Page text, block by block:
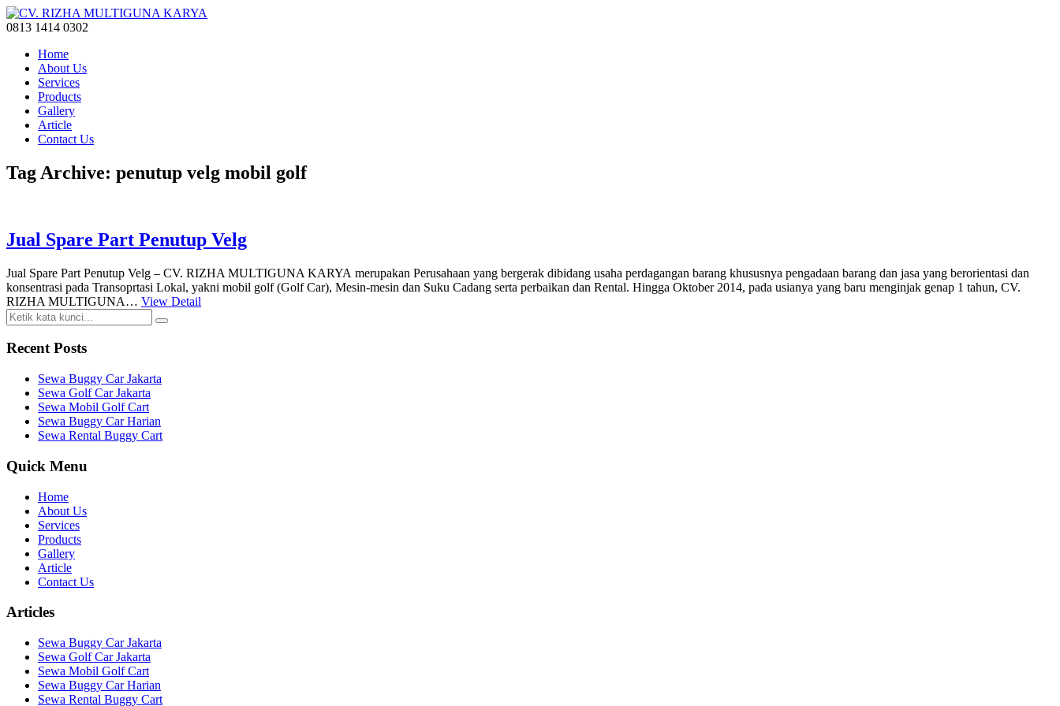
0813 1414 0302
Home
About Us
Services
Products
Gallery
Article
Contact Us
Tag Archive: penutup velg mobil golf
Jual Spare Part Penutup Velg
Jual Spare Part Penutup Velg – CV. RIZHA MULTIGUNA KARYA merupakan Perusahaan yang bergerak dibidang usaha perdagangan barang khususnya pengadaan barang dan jasa yang berorientasi dan
konsentrasi pada Transoprtasi Lokal, yakni mobil golf (Golf Car), Mesin-mesin dan Suku Cadang serta perbaikan dan Rental. Hingga Oktober 2014, pada usianya yang baru menginjak genap 1 tahun, CV.
RIZHA MULTIGUNA… View Detail
Recent Posts
Sewa Buggy Car Jakarta
Sewa Golf Car Jakarta
Sewa Mobil Golf Cart
Sewa Buggy Car Harian
Sewa Rental Buggy Cart
Quick Menu
Home
About Us
Services
Products
Gallery
Article
Contact Us
Articles
Sewa Buggy Car Jakarta
Sewa Golf Car Jakarta
Sewa Mobil Golf Cart
Sewa Buggy Car Harian
Sewa Rental Buggy Cart